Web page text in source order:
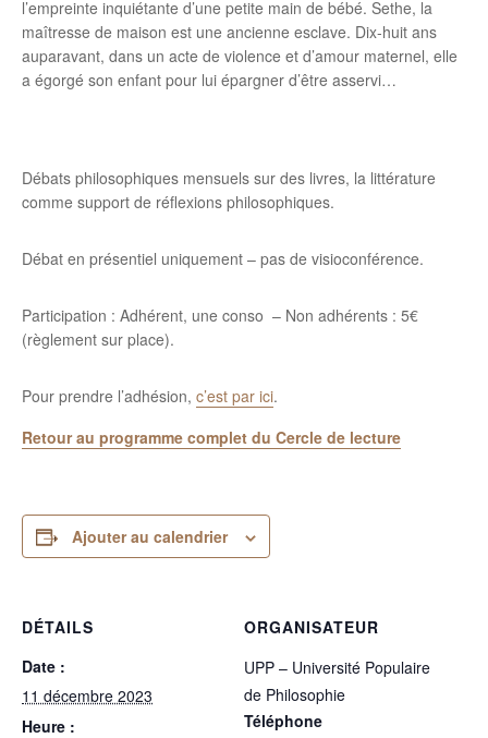
l’empreinte inquiétante d’une petite main de bébé. Sethe, la
maîtresse de maison est une ancienne esclave. Dix-huit ans
auparavant, dans un acte de violence et d’amour maternel, elle
a égorgé son enfant pour lui épargner d’être asservi…
Débats philosophiques mensuels sur des livres, la littérature
comme support de réflexions philosophiques.
Débat en présentiel uniquement – pas de visioconférence.
Participation : Adhérent, une conso – Non adhérents : 5€
(règlement sur place).
Pour prendre l’adhésion, c’est par ici.
Retour au programme complet du Cercle de lecture
Ajouter au calendrier
DÉTAILS
Date :
11 décembre 2023
Heure :
ORGANISATEUR
UPP – Université Populaire
de Philosophie
Téléphone